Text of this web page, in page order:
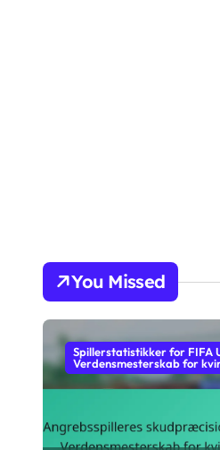
You Missed
Spillerstatistikker for FIFA
Verdensmesterskab for